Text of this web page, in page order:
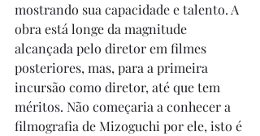
mostrando sua capacidade e talento. A
obra está longe da magnitude
alcançada pelo diretor em filmes
posteriores, mas, para a primeira
incursão como diretor, até que tem
méritos. Não começaria a conhecer a
filmografia de Mizoguchi por ele, isto é